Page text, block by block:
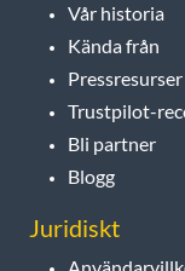
Vår historia
Kända från
Pressresurser
Trustpilot-
Bli partner
Blogg
Juridiskt